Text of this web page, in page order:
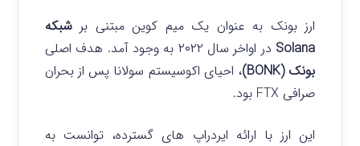
ارز بونک به عنوان یک میم کوین مبتنی بر شبکه
Solana در اواخر سال ۲۰۲۲ به وجود آمد. هدف اصلی
بونک (BONK)
، احیای اکوسیستم سولانا پس از بحران
صرافی FTX بود.
این ارز با ارائه ایردراپ‌ های گسترده، توانست به